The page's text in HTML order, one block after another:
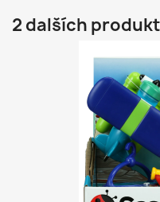
2 dalších